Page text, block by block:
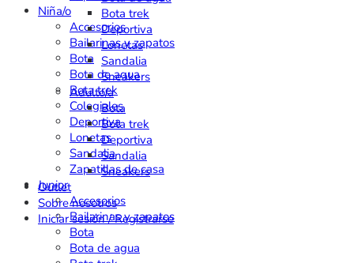
Niña/o
Accesorios
Bailarinas y zapatos
Bota
Bota de agua
Bota trek
Colegiales
Deportiva
Lonetas
Sandalia
Zapatillas de casa
Junior
Accesorios
Bailarinas y zapatos
Bota
Bota de agua
Bota trek
Deportiva
Lonetas
Sandalia
Sneakers
Adulto/a
Bota
Bota trek
Deportiva
Sandalia
Sneakers
Outlet
Sobre nosotros
Iniciar sesión / Registrarse